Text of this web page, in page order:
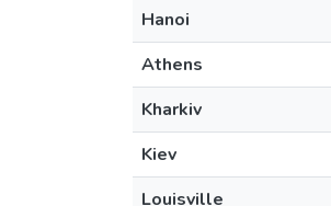
Hanoi
Athens
Kharkiv
Kiev
Louisville